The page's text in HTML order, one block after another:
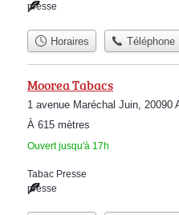
presse
Horaires Téléphone
Moorea Tabacs
1 avenue Maréchal Juin, 20090
À 615 mètres
Ouvert jusqu'à 17h
Tabac Presse
presse